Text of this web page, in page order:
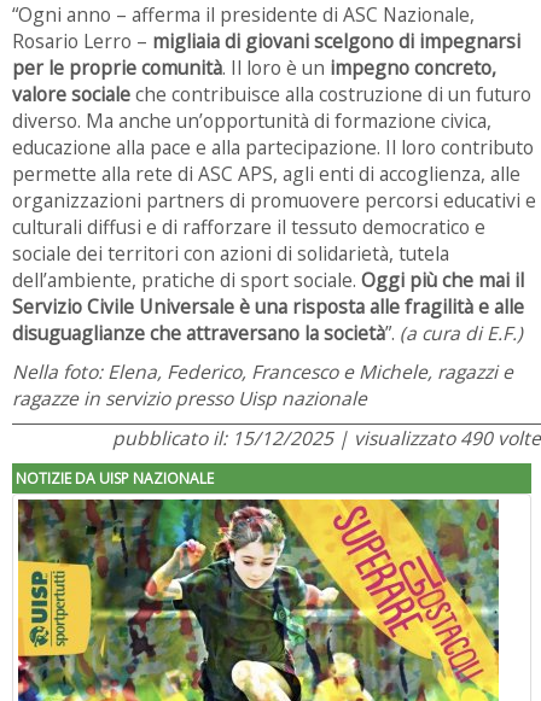
“Ogni anno – afferma il presidente di ASC Nazionale,
Rosario Lerro – migliaia di giovani scelgono di impegnarsi
per le proprie comunità. Il loro è un impegno concreto,
valore socialeche contribuisce alla costruzione di un futuro
diverso. Ma anche un’opportunità di formazione civica,
educazione alla pace e alla partecipazione. Il loro contributo
permette alla rete di ASC APS, agli enti di accoglienza, alle
organizzazioni partners di promuovere percorsi educativi e
culturali diffusi e di rafforzare il tessuto democratico e
sociale dei territori con azioni di solidarietà, tutela
dell’ambiente, pratiche di sport sociale. Oggi più che mai il
Servizio Civile Universale è una risposta alle fragilità e alle
disuguaglianze che attraversano la società”. (a cura di E.F.)
Nella foto: Elena, Federico, Francesco e Michele, ragazzi e
ragazze in servizio presso Uisp nazionale
pubblicato il: 15/12/2025 | visualizzato 490 volte
NOTIZIE DA UISP NAZIONALE